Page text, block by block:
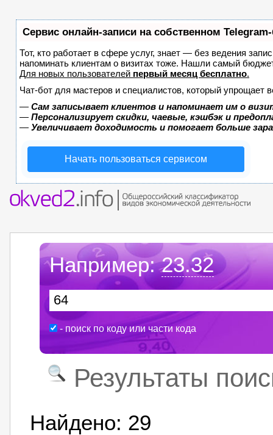
Сервис онлайн-записи на собственном
Тот, кто работает в сфере услуг, знает — без ведения
напоминать клиентам о визитах тоже. Нашли самый
Для новых пользователей первый месяц бесплатно.
Чат-бот для мастеров и специалистов, который упрощает
— Сам записывает клиентов и напоминает им о
— Персонализирует скидки, чаевые, кэшбэк и
— Увеличивает доходимость и помогает больше
Начать пользоваться сервисом
Например:23.32
- поиск по коду или части кода
Результаты
Найдено: 29